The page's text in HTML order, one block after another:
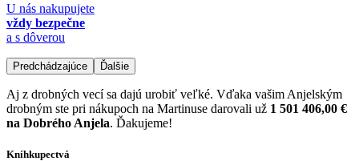
U nás nakupujete
vždy bezpečne
a s dôverou
Predchádzajúce Ďalšie
Aj z drobných vecí sa dajú urobiť veľké. Vďaka vašim Anjelským
drobným ste pri nákupoch na Martinuse darovali už 1 501 406,00 €
na Dobrého Anjela. Ďakujeme!
Kníhkupectvá